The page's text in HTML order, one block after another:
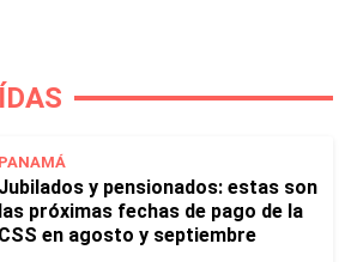
PANAMÁ
Jubilados y pensionados: estas son
las próximas fechas de pago de la
CSS en agosto y septiembre